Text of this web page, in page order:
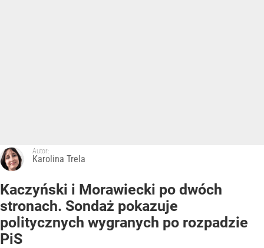
Autor:
Karolina Trela
Kaczyński i Morawiecki po dwóch
stronach. Sondaż pokazuje
politycznych wygranych po rozpadzie
PiS